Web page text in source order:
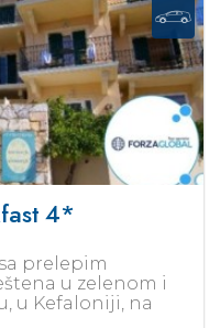
4*
prelepim
u zelenom i
u Kefaloniji, na